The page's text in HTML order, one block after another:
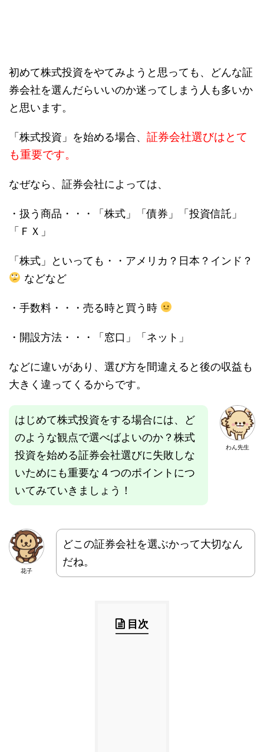
初めて株式投資をやてみようと思っても、どんな証
券会社を選んだらいいのか迷ってしまう人も多いか
と思います。
「株式投資」を始める場合、 証券会社選びはとて
も重要です。
なぜなら、証券会社によっては、
・扱う商品・・・「株式」「債券」「投資信託」
「ＦＸ」
「株式」といっても・・アメリカ？日本？インド？
などなど
・手数料・・・売る時と買う時
・開設方法・・・「窓口」「ネット」
などに違いがあり、選び方を間違えると後の収益も
大きく違ってくるからです。
わん先生
はじめて株式投資をする場合には、ど
のような観点で選べばよいのか？株式
投資を始める証券会社選びに失敗しな
いためにも重要な４つのポイントにつ
いてみていきましょう！
花子
どこの証券会社を選ぶかって大切なん
だね。
目次